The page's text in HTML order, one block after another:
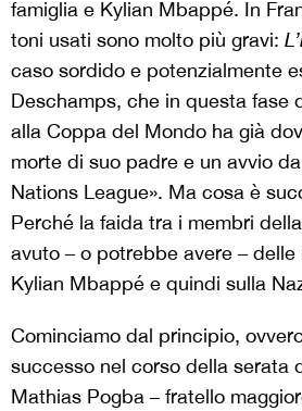
famiglia e Kylian Mbappé. In
toni usati sono molto più gravi:
caso sordido e potenzialmente
Deschamps, che in questa fase
alla Coppa del Mondo ha già
morte di suo padre e un avvio
Nations League». Ma cosa è
Perché la faida tra i membri
avuto – o potrebbe avere – delle
Kylian Mbappé e quindi sulla
Cominciamo dal principio,
successo nel corso della serata
Mathias Pogba – fratello